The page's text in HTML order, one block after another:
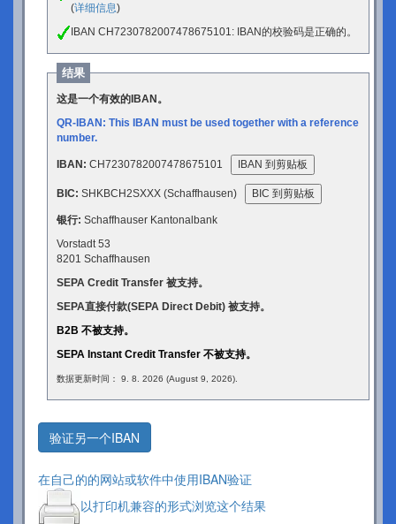
(详细信息)
IBAN CH7230782007478675101: IBAN的校验码是正确的。
结果
这是一个有效的IBAN。
QR-IBAN: This IBAN must be used together with a reference
number.
IBAN: CH7230782007478675101 IBAN 到剪贴板
BIC: SHKBCH2SXXX (Schaffhausen) BIC 到剪贴板
银行: Schaffhauser Kantonalbank
Vorstadt 53
8201 Schaffhausen
SEPA Credit Transfer 被支持。
SEPA直接付款(SEPA Direct Debit) 被支持。
B2B 不被支持。
SEPA Instant Credit Transfer 不被支持。
数据更新时间： 9. 8. 2026 (August 9, 2026).
验证另一个IBAN
在自己的的网站或软件中使用IBAN验证
以打印机兼容的形式浏览这个结果